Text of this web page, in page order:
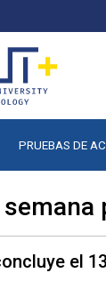
PRUEBAS DE
el